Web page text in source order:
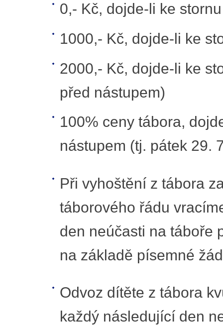
0,- Kč, dojde-li ke
1000,- Kč, dojde-li ke
2000,- Kč, dojde-li ke
před nástupem)
100% ceny tábora,
nástupem (tj. pátek 29.
Při vyhoštění z tábora
táborového řádu
den neúčasti na táboře
na základě písemné
Odvoz dítěte z tábora
každý následující den